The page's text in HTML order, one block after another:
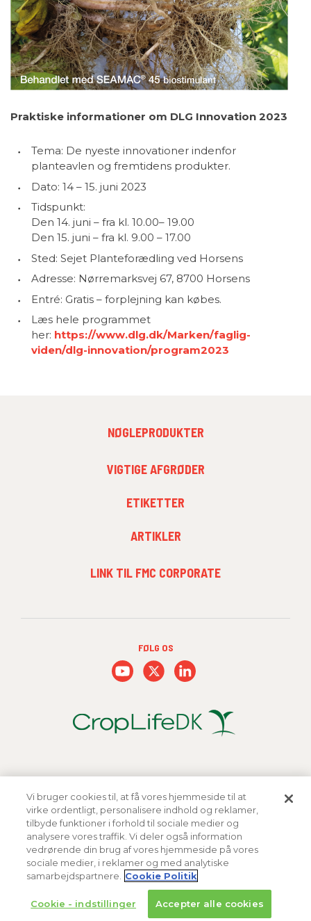
Praktiske informationer om DLG Innovation 2023
Tema: De nyeste innovationer indenfor
planteavlen og fremtidens produkter.
Dato: 14 – 15. juni 2023
Tidspunkt:
Den 14. juni – fra kl. 10.00– 19.00
Den 15. juni – fra kl. 9.00 – 17.00
Sted: Sejet Planteforædling ved Horsens
Adresse: Nørremarksvej 67, 8700 Horsens
Entré: Gratis – forplejning kan købes.
Læs hele programmet
her: https://www.dlg.dk/Marken/faglig-
viden/dlg-innovation/program2023
NØGLEPRODUKTER
VIGTIGE AFGRØDER
ETIKETTER
ARTIKLER
LINK TIL FMC CORPORATE
FØLG OS
Copyright 2026 FMC Corporation
Cookie Politik
Privatlivspolitik Vilkår og Betingelser
Varemærker og ophavsrettigheder
Vi bruger cookies til, at få vores hjemmeside til at
virke ordentligt, personalisere indhold og reklamer,
tilbyde funktioner i forhold til sociale medier og
analysere vores traffik. Vi deler også information
vedrørende din brug af vores hjemmeside på vores
sociale medier, i reklamer og med analytiske
samarbejdspartnere.
Cookie Politik
Cookie - indstillinger Accepter alle cookies